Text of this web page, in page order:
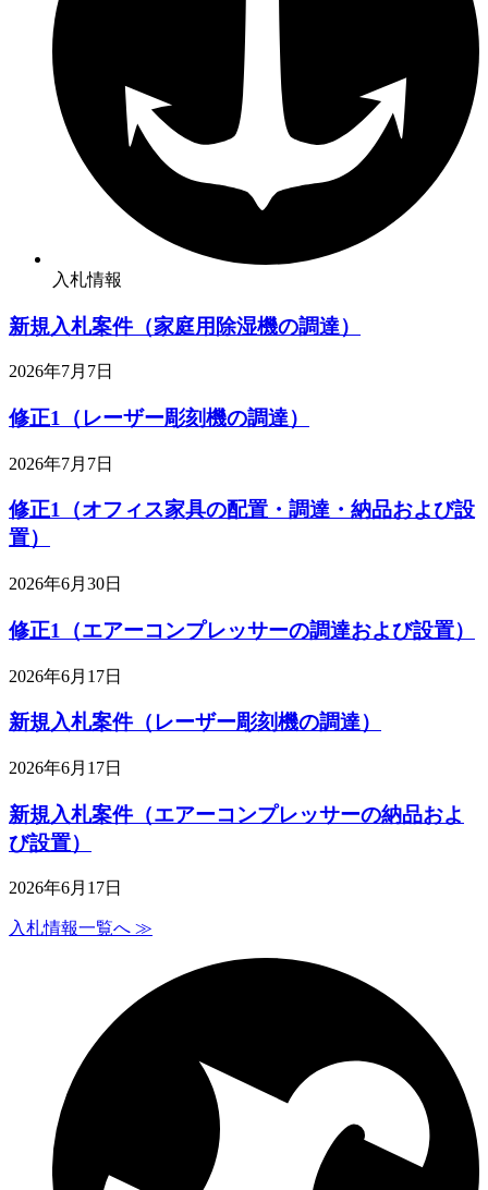
入札情報
新規入札案件（家庭用除湿機の調達）
2026年7月7日
修正1（レーザー彫刻機の調達）
2026年7月7日
修正1（オフィス家具の配置・調達・納品および設
置）
2026年6月30日
修正1（エアーコンプレッサーの調達および設置）
2026年6月17日
新規入札案件（レーザー彫刻機の調達）
2026年6月17日
新規入札案件（エアーコンプレッサーの納品およ
び設置）
2026年6月17日
入札情報一覧へ ≫